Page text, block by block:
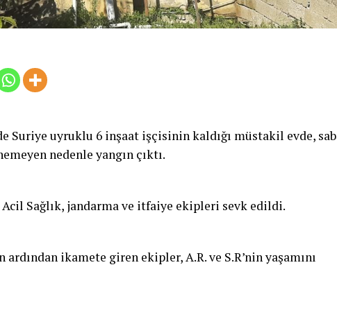
Suriye uyruklu 6 inşaat işçisinin kaldığı müstakil evde,
nedenle yangın çıktı.
Sağlık, jandarma ve itfaiye ekipleri sevk edildi.
ikamete giren ekipler, A.R. ve S.R’nin yaşamını